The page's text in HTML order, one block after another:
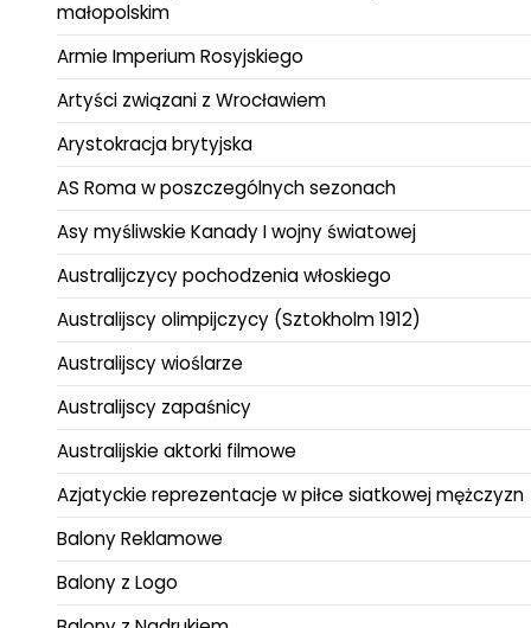
małopolskim
Armie Imperium Rosyjskiego
Artyści związani z Wrocławiem
Arystokracja brytyjska
AS Roma w poszczególnych sezonach
Asy myśliwskie Kanady I wojny światowej
Australijczycy pochodzenia włoskiego
Australijscy olimpijczycy (Sztokholm 1912)
Australijscy wioślarze
Australijscy zapaśnicy
Australijskie aktorki filmowe
Azjatyckie reprezentacje w piłce siatkowej mężczyzn
Balony Reklamowe
Balony z Logo